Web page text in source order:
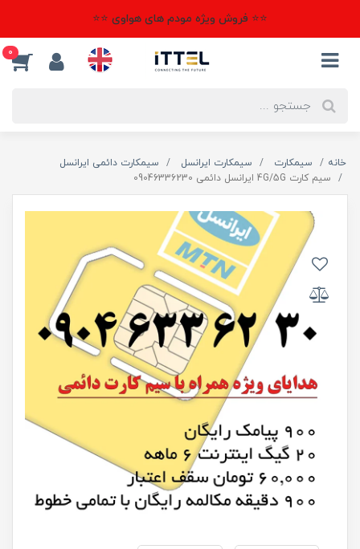
⭐⭐ فروش ویژه مودم های هواوی ⭐⭐
0
خانه سیمکارت سیمکارت ایرانسل
سیمکارت دائمی ایرانسل
سیم کارت 4G/5G ایرانسل دائمی 09046336230